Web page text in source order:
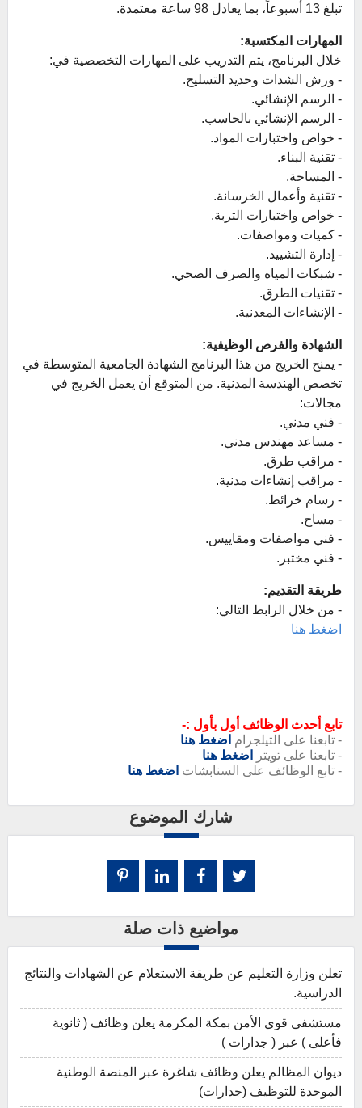
تبلغ 13 أسبوعاً، بما يعادل 98 ساعة معتمدة.
المهارات المكتسبة:
خلال البرنامج، يتم التدريب على المهارات التخصصية في:
- ورش الشدات وحديد التسليح.
- الرسم الإنشائي.
- الرسم الإنشائي بالحاسب.
- خواص واختبارات المواد.
- تقنية البناء.
- المساحة.
- تقنية وأعمال الخرسانة.
- خواص واختبارات التربة.
- كميات ومواصفات.
- إدارة التشييد.
- شبكات المياه والصرف الصحي.
- تقنيات الطرق.
- الإنشاءات المعدنية.
الشهادة والفرص الوظيفية:
- يمنح الخريج من هذا البرنامج الشهادة الجامعية المتوسطة في
تخصص الهندسة المدنية. من المتوقع أن يعمل الخريج في
مجالات:
- فني مدني.
- مساعد مهندس مدني.
- مراقب طرق.
- مراقب إنشاءات مدنية.
- رسام خرائط.
- مساح.
- فني مواصفات ومقاييس.
- فني مختبر.
طريقة التقديم:
- من خلال الرابط التالي:
اضغط هنا
تابع أحدث الوظائف أول بأول :-
- تابعنا على التيلجرام اضغط هنا
- تابعنا على تويتر
اضغط هنا
- تابع الوظائف على السنابشات اضغط هنا
شارك الموضوع
مواضيع ذات صلة
تعلن وزارة التعليم عن طريقة الاستعلام عن الشهادات والنتائج
الدراسية.
مستشفى قوى الأمن بمكة المكرمة يعلن وظائف ( ثانوية
فأعلى ) عبر ( جدارات )
ديوان المظالم يعلن وظائف شاغرة عبر المنصة الوطنية
الموحدة للتوظيف (جدارات)